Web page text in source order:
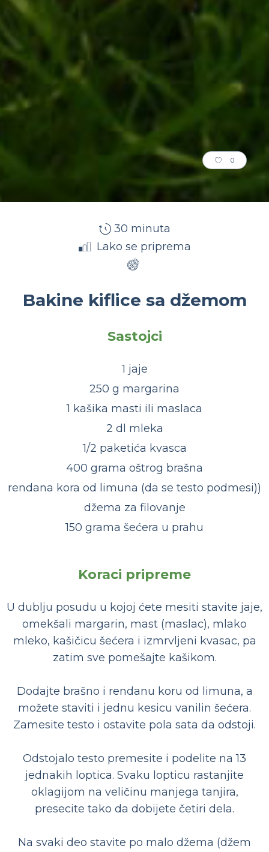
0
30 minuta
Lako se priprema
Bakine kiflice sa džemom
Sastojci
1 jaje
250 g margarina
1 kašika masti ili maslaca
2 dl mleka
1/2 paketića kvasca
400 grama oštrog brašna
rendana kora od limuna (da se testo podmesi))
džema za filovanje
150 grama šećera u prahu
Koraci pripreme
U dublju posudu u kojoj ćete mesiti stavite jaje,
omekšali margarin, mast (maslac), mlako
mleko, kašičicu šećera i izmrvljeni kvasac, pa
zatim sve pomešajte kašikom.
Dodajte brašno i rendanu koru od limuna, a
možete staviti i jednu kesicu vanilin šećera.
Zamesite testo i ostavite pola sata da odstoji.
Odstojalo testo premesite i podelite na 13
jednakih loptica. Svaku lopticu rastanjite
oklagijom na veličinu manjega tanjira,
presecite tako da dobijete četiri dela.
Na svaki deo stavite po malo džema (džem